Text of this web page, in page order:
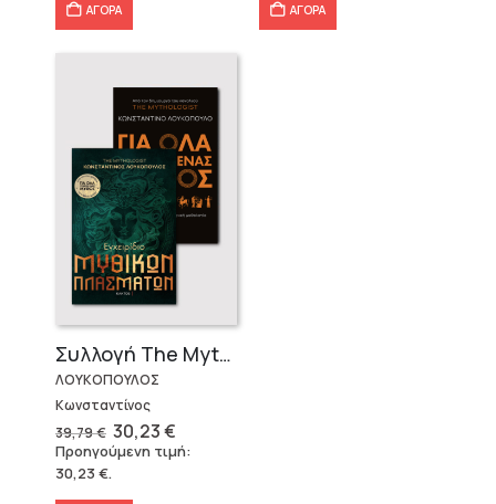
ΑΓΟΡΑ ΑΓΟΡΑ
Συλλογή The Mythologist (2 βιβλία)
ΛΟΥΚΟΠΟΥΛΟΣ
Κωνσταντίνος
39,79€ Original
price
was:
39,79 €.
30,23€Η
τρέχουσα
τιμή
Προηγούμενη τιμή:
30,23€.